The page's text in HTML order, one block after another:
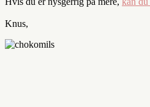
Knus,